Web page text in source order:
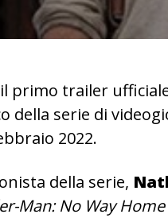
primo trailer
della serie di
2022.
della serie,
Man: No Way Home